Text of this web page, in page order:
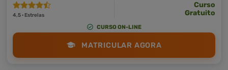
4,5 · Estrelas
Curso
Gratuito
CURSO ON-LINE
MATRICULAR AGORA